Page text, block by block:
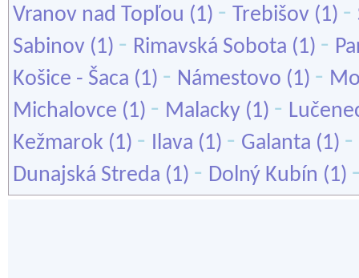
Vranov nad Topľou (1) - Trebišov (1) -
Sabinov (1) - Rimavská Sobota (1) -
Košice - Šaca (1) - Námestovo (1) -
Michalovce (1) - Malacky (1) -
Kežmarok (1) - Ilava (1) - Galanta (1) -
Dunajská Streda (1) - Dolný Kubín (1)